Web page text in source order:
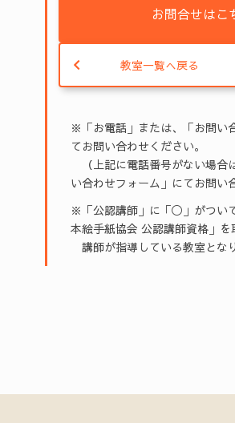
お問合せはこ
教室一覧へ戻る
※「お電話」または、「お問い
てお問い合わせください。
（上記に電話番号がない場合
い合わせフォーム」にてお問い
※「公認講師」に「◯」がつい
本絵手紙協会 公認講師資格」を
講師が指導している教室とな